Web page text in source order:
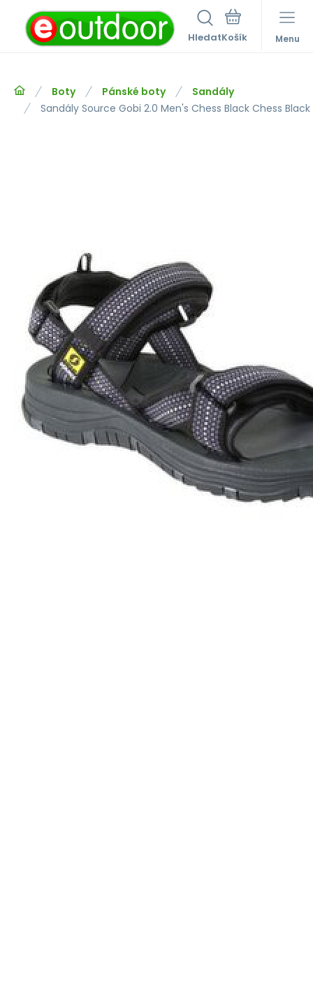
Hledat Menu
Boty Pánské boty
Sandály
Sandály Source Gobi 2.0 Men's Chess Black Chess Black